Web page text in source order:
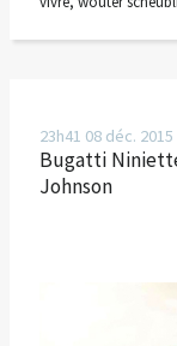
23h41 08 déc. 2015
Bugatti
Johnson